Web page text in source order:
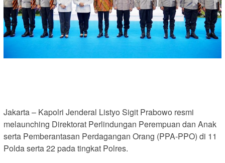
Jakarta – Kapolri Jenderal Listyo Sigit Prabowo resmi
melaunching Direktorat Perlindungan Perempuan dan Anak
serta Pemberantasan Perdagangan Orang (PPA-PPO) di 11
Polda serta 22 pada tingkat Polres.